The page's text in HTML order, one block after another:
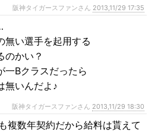
阪神タイガースファンさん 2013,11/29 17:35
無い選手を起用する
のかい？
一Bクラスだったら
無いんだよ♪
阪神タイガースファンさん 2013,11/29 18:30
複数年契約だから給料は貰えて